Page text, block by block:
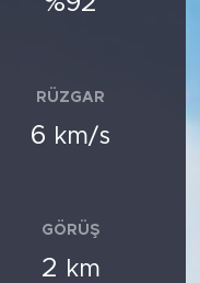
RÜZGAR
6 km/s
GÖRÜŞ
2 km